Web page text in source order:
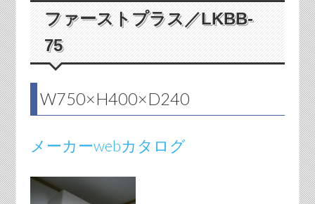
ファーストプラス／LKBB-
75
W750×H400×D240
メーカーwebカタログ